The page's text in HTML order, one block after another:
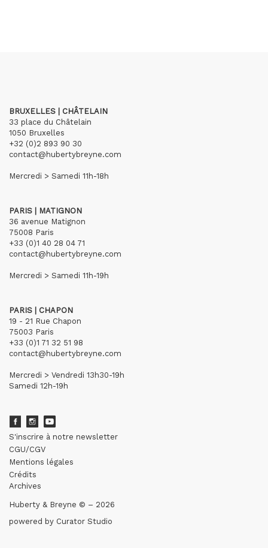
BRUXELLES | CHÂTELAIN
33 place du Châtelain
1050 Bruxelles
+32 (0)2 893 90 30
contact@hubertybreyne.com
Mercredi > Samedi 11h-18h
PARIS | MATIGNON
36 avenue Matignon
75008 Paris
+33 (0)1 40 28 04 71
contact@hubertybreyne.com
Mercredi > Samedi 11h-19h
PARIS | CHAPON
19 - 21 Rue Chapon
75003 Paris
+33 (0)1 71 32 51 98
contact@hubertybreyne.com
Mercredi > Vendredi 13h30-19h
Samedi 12h-19h
S'inscrire à notre newsletter
CGU/CGV
Mentions légales
Crédits
Archives
Huberty & Breyne © – 2026
powered by Curator Studio